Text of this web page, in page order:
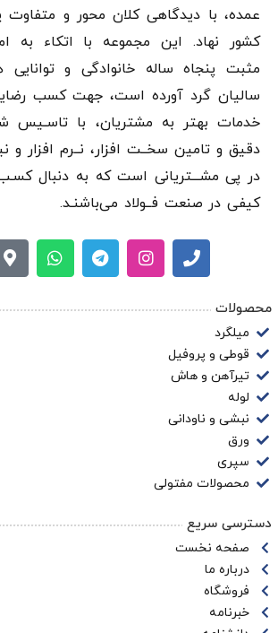
عمده، با دیدگاهی کلان محور و متفاوت
کشور نهاد. این مجموعه با اتکاء به
مثبت پنجاه ساله خانوادگی و
سالیان گرد آورده است، جهت کسب
خدمات بهتر به مشتریان، با تاسـیس
دقيق و تامین سخــت افزار، نــرم افزار و
در پی مشـــتریانی است که به دنبال
کیفی در صنعت فــولاد می‌باشنـد.
محصولات
میلگرد
قوطی و پروفیل
تیرآهن و هاش
لوله
نبشی و ناودانی
ورق
سپری
محصولات مفتولی
دسترسی سریع
صفحه نخست
درباره ما
فروشگاه
خبرنامه